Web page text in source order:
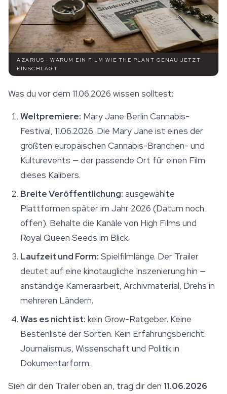
AZARIUS · WARUM EIN FILM WIE THE PLANT GENAU JETZT
EINSCHLÄGT
Was du vor dem 11.06.2026 wissen solltest:
Weltpremiere: Mary Jane Berlin Cannabis-
Festival, 11.06.2026. Die Mary Jane ist eines der
größten europäischen Cannabis-Branchen- und
Kulturevents — der passende Ort für einen Film
dieses Kalibers.
Breite Veröffentlichung: ausgewählte
Plattformen später im Jahr 2026 (Datum noch
offen). Behalte die Kanäle von High Films und
Royal Queen Seeds im Blick.
Laufzeit und Form: Spielfilmlänge. Der Trailer
deutet auf eine kinotaugliche Inszenierung hin —
anständige Kameraarbeit, Archivmaterial, Drehs in
mehreren Ländern.
Was es nicht ist: kein Grow-Ratgeber. Keine
Bestenliste der Sorten. Kein Erfahrungsbericht.
Journalismus, Wissenschaft und Politik in
Dokumentarform.
Sieh dir den Trailer oben an, trag dir den 11.06.2026